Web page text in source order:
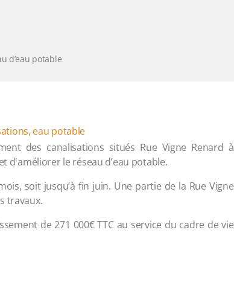
d’eau potable
, eau potable
des canalisations situés Rue Vigne Renard à
d'améliorer le réseau d’eau potable.
soit jusqu’à fin juin. Une partie de la Rue Vigne
travaux.
de 271 000€ TTC au service du cadre de vie